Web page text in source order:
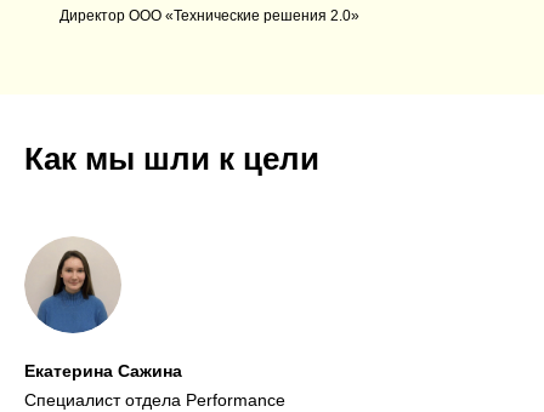
Директор ООО «Технические решения 2.0»
Как мы шли к цели
Екатерина Сажина
Специалист отдела Performance